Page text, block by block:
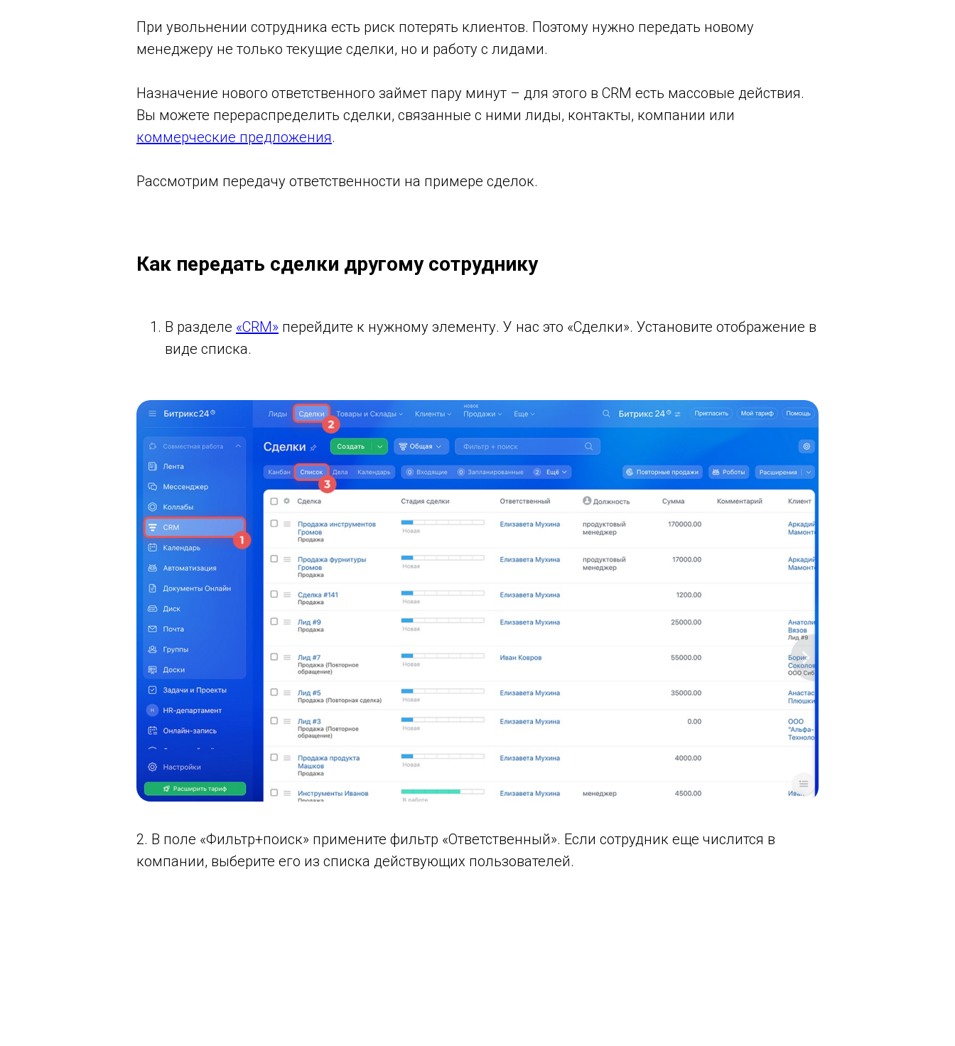
При увольнении сотрудника есть риск потерять клиентов. Поэтому нужно передать новому
менеджеру не только текущие сделки, но и работу с лидами.
Назначение нового ответственного займет пару минут – для этого в CRM есть массовые действия.
Вы можете перераспределить сделки, связанные с ними лиды, контакты, компании или
коммерческие предложения.
Рассмотрим передачу ответственности на примере сделок.
Как передать сделки другому сотруднику
В разделе «CRM» перейдите к нужному элементу. У нас это «Сделки». Установите отображение в
виде списка.
2. В поле «Фильтр+поиск» примените фильтр «Ответственный». Если сотрудник еще числится в
компании, выберите его из списка действующих пользователей.